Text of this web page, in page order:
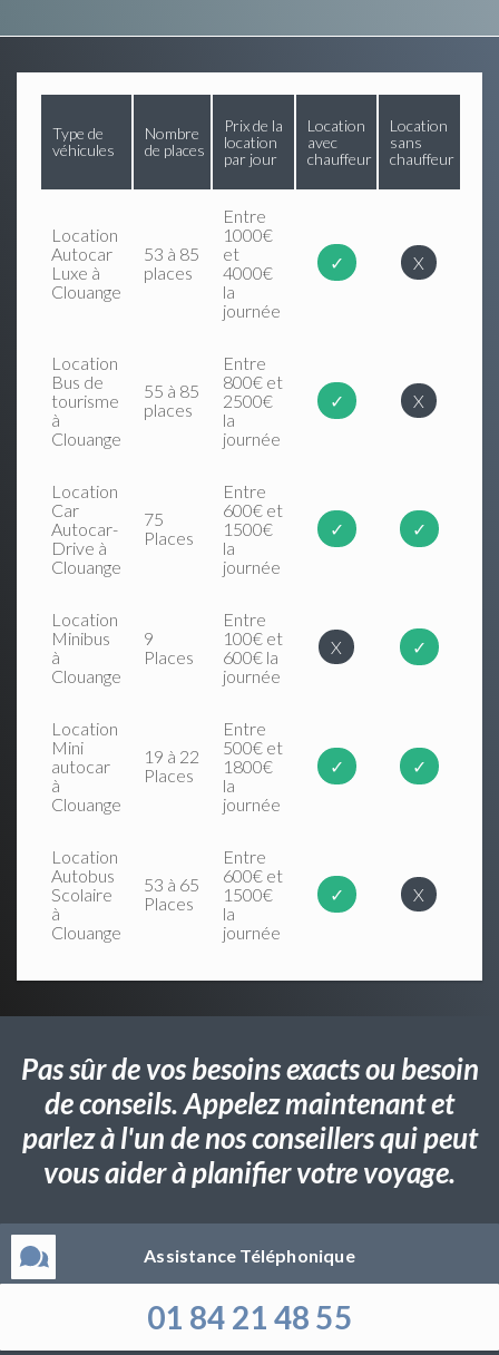
Type de
véhicules
Nombre
de places
Prix de la
location
par jour
Location
avec
chauffeur
Location
sans
chauffeur
Location
Autocar
Luxe à
Clouange
53 à 85
places
Entre
1000€
et
4000€
la
journée
✓ X
Location
Bus de
tourisme
à
Clouange
55 à 85
places
Entre
800€ et
2500€
la
journée
✓ X
Location
Car
Autocar-
Drive à
Clouange
75
Places
Entre
600€ et
1500€
la
journée
✓ ✓
Location
Minibus
à
Clouange
9
Places
Entre
100€ et
600€ la
journée
X ✓
Location
Mini
autocar
à
Clouange
19 à 22
Places
Entre
500€ et
1800€
la
journée
✓ ✓
Location
Autobus
Scolaire
à
Clouange
53 à 65
Places
Entre
600€ et
1500€
la
journée
✓ X
Pas sûr de vos besoins exacts ou besoin
de conseils. Appelez maintenant et
parlez à l'un de nos conseillers qui peut
vous aider à planifier votre voyage.
Assistance Téléphonique
01 84 21 48 55